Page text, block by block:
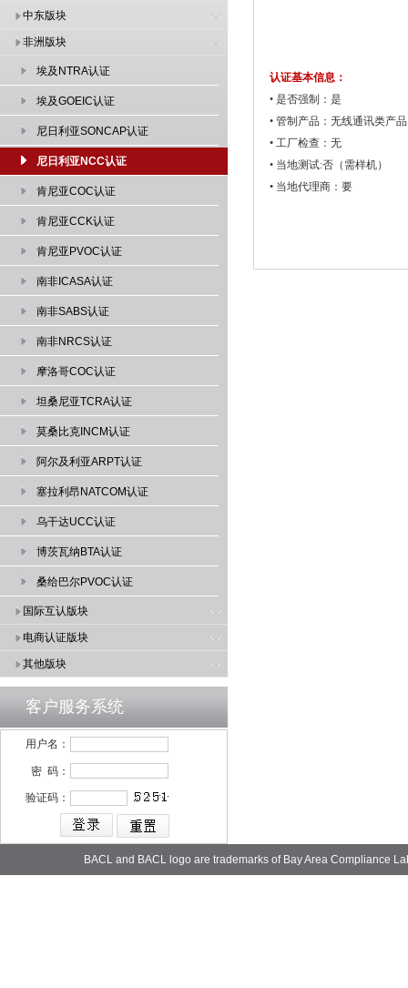
中东版块
非洲版块
埃及NTRA认证
埃及GOEIC认证
尼日利亚SONCAP认证
尼日利亚NCC认证
肯尼亚COC认证
肯尼亚CCK认证
肯尼亚PVOC认证
南非ICASA认证
南非SABS认证
南非NRCS认证
摩洛哥COC认证
坦桑尼亚TCRA认证
莫桑比克INCM认证
阿尔及利亚ARPT认证
塞拉利昂NATCOM认证
乌干达UCC认证
博茨瓦纳BTA认证
桑给巴尔PVOC认证
国际互认版块
电商认证版块
其他版块
客户服务系统
用户名：
密 码：
验证码：
认证基本信息：
• 是否强制：是
• 管制产品：无线通讯类产品
• 工厂检查：无
• 当地测试:否（需样机）
• 当地代理商：要
BACL and BACL logo are trademarks of Bay Area